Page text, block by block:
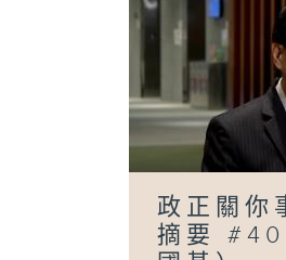
政正關你
摘要 #40